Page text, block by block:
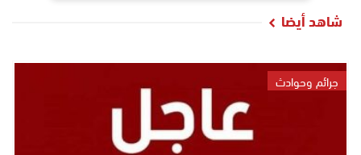
شاهد أيضا
جرائم وحوادث